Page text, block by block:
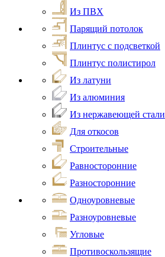
Из ПВХ
Парящий потолок
Плинтус с подсветкой
Плинтус полистирол
Из латуни
Из алюминия
Из нержавеющей стали
Для откосов
Строительные
Равносторонние
Разносторонние
Одноуровневые
Разноуровневые
Угловые
Противоскользящие